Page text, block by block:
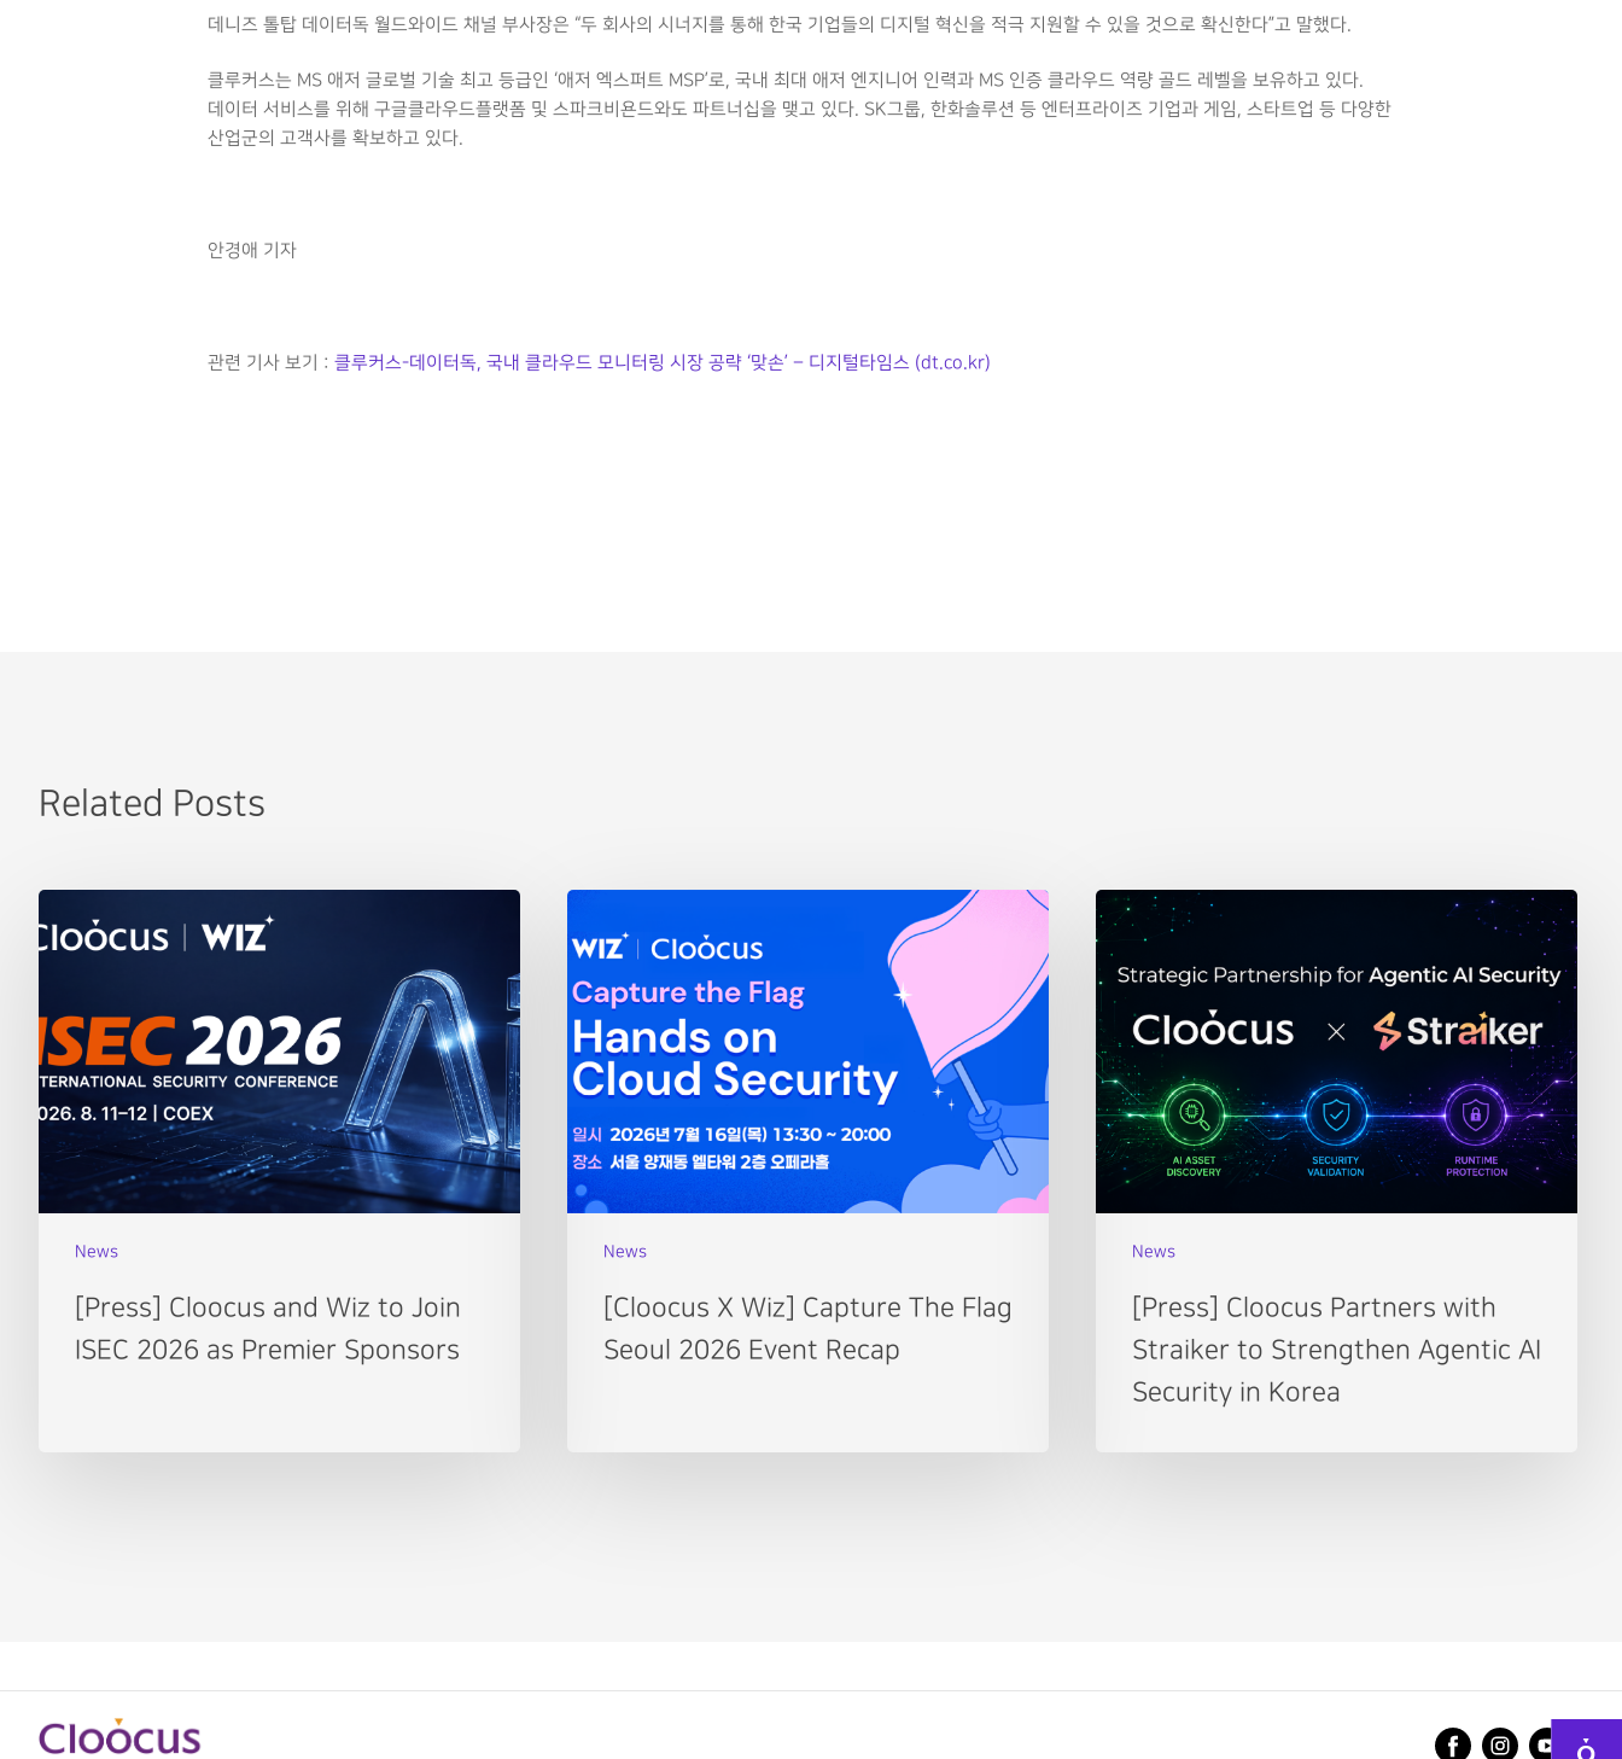
데니즈 톨탑 데이터독 월드와이드 채널 부사장은 “두 회사의 시너지를 통해 한국 기업들의 디지털 혁신을 적극 지원할 수 있을 것으로 확신한다”고 말했다.
클루커스는 MS 애저 글로벌 기술 최고 등급인 ‘애저 엑스퍼트 MSP’로, 국내 최대 애저 엔지니어 인력과 MS 인증 클라우드 역량 골드 레벨을 보유하고 있다.
데이터 서비스를 위해 구글클라우드플랫폼 및 스파크비욘드와도 파트너십을 맺고 있다. SK그룹, 한화솔루션 등 엔터프라이즈 기업과 게임, 스타트업 등 다양한
산업군의 고객사를 확보하고 있다.
안경애 기자
관련 기사 보기 : 클루커스-데이터독, 국내 클라우드 모니터링 시장 공략 ‘맞손’ – 디지털타임스 (dt.co.kr)
Related Posts
News
[Press] Cloocus and Wiz to Join
ISEC 2026 as Premier Sponsors
News
[Cloocus X Wiz] Capture The Flag
Seoul 2026 Event Recap
News
[Press] Cloocus Partners with
Straiker to Strengthen Agentic AI
Security in Korea